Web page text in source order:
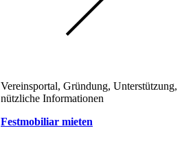
Vereinsportal, Gründung, Unterstützung,
nützliche Informationen
Festmobiliar mieten